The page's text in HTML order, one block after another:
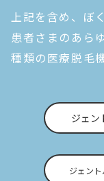
上記を含め、ぼ
患者さまのあら
種類の医療脱毛
ジェン
ジェン